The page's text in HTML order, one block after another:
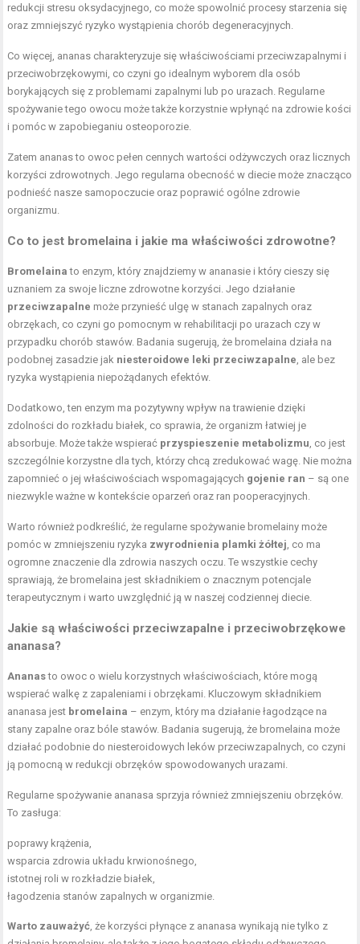
redukcji stresu oksydacyjnego, co może spowolnić procesy starzenia się
oraz zmniejszyć ryzyko wystąpienia chorób degeneracyjnych.
Co więcej, ananas charakteryzuje się właściwościami przeciwzapalnymi i
przeciwobrzękowymi, co czyni go idealnym wyborem dla osób
borykających się z problemami zapalnymi lub po urazach. Regularne
spożywanie tego owocu może także korzystnie wpłynąć na zdrowie kości
i pomóc w zapobieganiu osteoporozie.
Zatem ananas to owoc pełen cennych wartości odżywczych oraz licznych
korzyści zdrowotnych. Jego regularna obecność w diecie może znacząco
podnieść nasze samopoczucie oraz poprawić ogólne zdrowie
organizmu.
Co to jest bromelaina i jakie ma właściwości zdrowotne?
Bromelaina to enzym, który znajdziemy w ananasie i który cieszy się
uznaniem za swoje liczne zdrowotne korzyści. Jego działanie
przeciwzapalne może przynieść ulgę w stanach zapalnych oraz
obrzękach, co czyni go pomocnym w rehabilitacji po urazach czy w
przypadku chorób stawów. Badania sugerują, że bromelaina działa na
podobnej zasadzie jak niesteroidowe leki przeciwzapalne , ale bez
ryzyka wystąpienia niepożądanych efektów.
Dodatkowo, ten enzym ma pozytywnywpływ na trawienie dzięki
zdolności do rozkładu białek, co sprawia, że organizm łatwiej je
absorbuje. Może także wspierać przyspieszenie metabolizmu , co jest
szczególnie korzystne dla tych, którzy chcą zredukować wagę. Nie można
zapomnieć o jej właściwościach wspomagających gojenie ran – są one
niezwykle ważne w kontekście oparzeń oraz ran pooperacyjnych.
Warto również podkreślić, że regularne spożywanie bromelainy może
pomóc w zmniejszeniu ryzyka zwyrodnienia plamki żółtej , co ma
ogromne znaczenie dla zdrowia naszych oczu. Te wszystkie cechy
sprawiają, że bromelaina jest składnikiem o znacznym potencjale
terapeutycznym i warto uwzględnić ją w naszej codziennej diecie.
Jakie są właściwości przeciwzapalne i przeciwobrzękowe
ananasa?
Ananasto owoc o wielu korzystnych właściwościach, które mogą
wspierać walkę z zapaleniami i obrzękami. Kluczowym składnikiem
ananasa jest bromelaina – enzym, który ma działanie łagodzące na
stany zapalne oraz bóle stawów. Badania sugerują, że bromelaina może
działać podobnie do niesteroidowych leków przeciwzapalnych, co czyni
ją pomocną w redukcji obrzęków spowodowanych urazami.
Regularne spożywanie ananasa sprzyja również zmniejszeniu obrzęków.
To zasługa:
poprawy krążenia,
wsparcia zdrowia układu krwionośnego,
istotnej roli w rozkładzie białek,
łagodzenia stanów zapalnych w organizmie.
Warto zauważyć , że korzyści płynące z ananasa wynikają nie tylko z